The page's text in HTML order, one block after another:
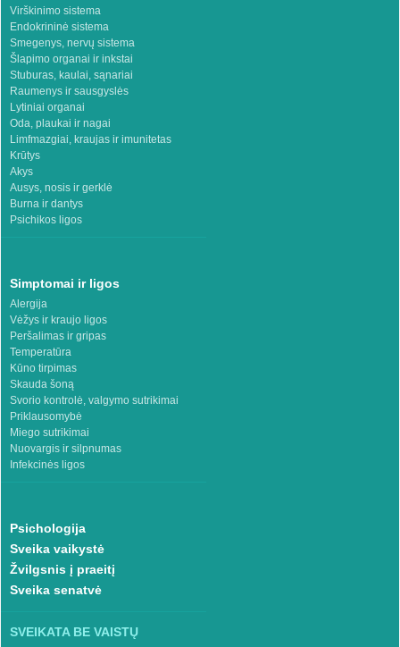
Virškinimo sistema
Endokrininė sistema
Smegenys, nervų sistema
Šlapimo organai ir inkstai
Stuburas, kaulai, sąnariai
Raumenys ir sausgyslės
Lytiniai organai
Oda, plaukai ir nagai
Limfmazgiai, kraujas ir imunitetas
Krūtys
Akys
Ausys, nosis ir gerklė
Burna ir dantys
Psichikos ligos
Simptomai ir ligos
Alergija
Vėžys ir kraujo ligos
Peršalimas ir gripas
Temperatūra
Kūno tirpimas
Skauda šoną
Svorio kontrolė, valgymo sutrikimai
Priklausomybė
Miego sutrikimai
Nuovargis ir silpnumas
Infekcinės ligos
Psichologija
Sveika vaikystė
Žvilgsnis į praeitį
Sveika senatvė
SVEIKATA BE VAISTŲ